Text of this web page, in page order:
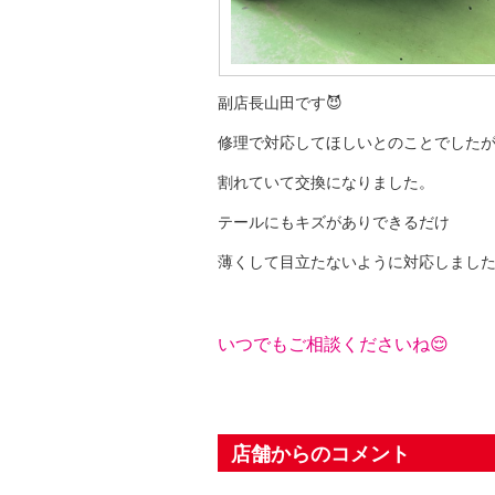
副店長山田です😈
修理で対応してほしいとのことでしたが
割れていて交換になりました。
テールにもキズがありできるだけ
薄くして目立たないように対応しまし
いつでもご相談くださいね😌
店舗からのコメント